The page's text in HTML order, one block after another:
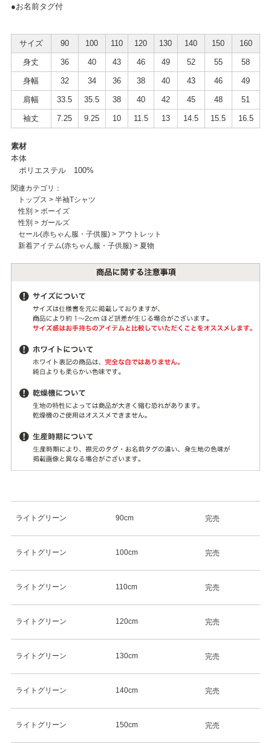
●お名前タグ付
サイズ 90 100 110 120 130 140 150 160
身丈 36 40 43 46 49 52 55 58
身幅 32 34 36 38 40 43 46 49
肩幅 33.5 35.5 38 40 42 45 48 51
袖丈 7.25 9.25 10 11.5 13 14.5 15.5 16.5
素材
本体
ポリエステル 100%
関連カテゴリ：
トップス > 半袖Tシャツ
性別 > ボーイズ
性別 > ガールズ
セール(赤ちゃん服・子供服)> アウトレット
新着アイテム(赤ちゃん服・子供服)> 夏物
ライトグリーン 90cm 完売
ライトグリーン 100cm 完売
ライトグリーン 110cm 完売
ライトグリーン 120cm 完売
ライトグリーン 130cm 完売
ライトグリーン 140cm 完売
ライトグリーン 150cm 完売